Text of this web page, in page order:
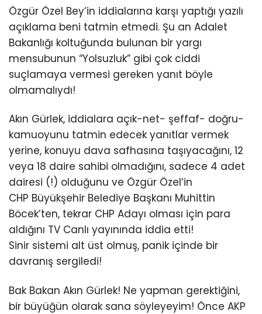
Özgür Özel Bey’in iddialarına karşı yaptığı yazılı
açıklama beni tatmin etmedi. Şu an Adalet
Bakanlığı koltuğunda bulunan bir yargı
mensubunun “Yolsuzluk” gibi çok ciddi
suçlamaya vermesi gereken yanıt böyle
olmamalıydı!
Akın Gürlek, iddialara açık-net- şeffaf- doğru-
kamuoyunu tatmin edecek yanıtlar vermek
yerine, konuyu dava safhasına taşıyacağını, 12
veya 18 daire sahibi olmadığını, sadece 4 adet
dairesi (!) olduğunu ve Özgür Özel’in
CHP Büyükşehir Belediye Başkanı Muhittin
Böcek’ten, tekrar CHP Adayı olması için para
aldığını TV Canlı yayınında iddia etti!
Sinir sistemi alt üst olmuş, panik içinde bir
davranış sergiledi!
Bak Bakan Akın Gürlek! Ne yapman gerektiğini,
bir büyüğün olarak sana söyleyeyim! Önce AKP